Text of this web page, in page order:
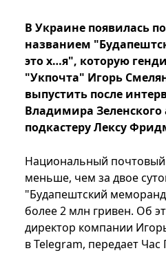
В Украине появилась
названием
это х…я", которую
"Укпочта" Игорь
выпустить после
Владимира
подкастеру Лексу
Национальный
меньше, чем за двое
"Будапештский
более 2 млн гривен. Об
директор компании
в Telegram, передает Час